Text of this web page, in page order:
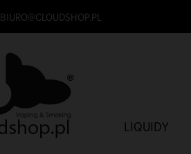
BIURO@CLOUDSHOP.PL
LIQUIDY